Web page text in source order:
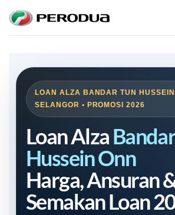
content
LOAN ALZA BANDAR TUN HUSSEIN
SELANGOR • PROMOSI 2026
Loan Alza
Hussein Onn
Harga, Ansuran
Semakan Loan